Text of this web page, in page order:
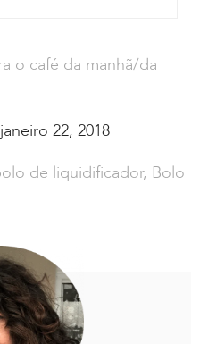
o café da manhã/da
janeiro 22, 2018
de liquidificador, Bolo